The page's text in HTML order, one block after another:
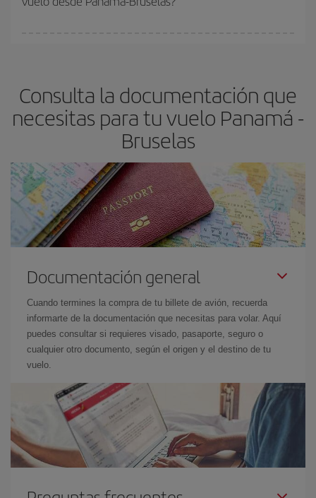
Consulta la documentación que
necesitas para tu vuelo Panamá -
Bruselas
Documentación general
Cuando termines la compra de tu billete de avión, recuerda
informarte de la documentación que necesitas para volar. Aquí
puedes consultar si requieres visado, pasaporte, seguro o
cualquier otro documento, según el origen y el destino de tu
vuelo.